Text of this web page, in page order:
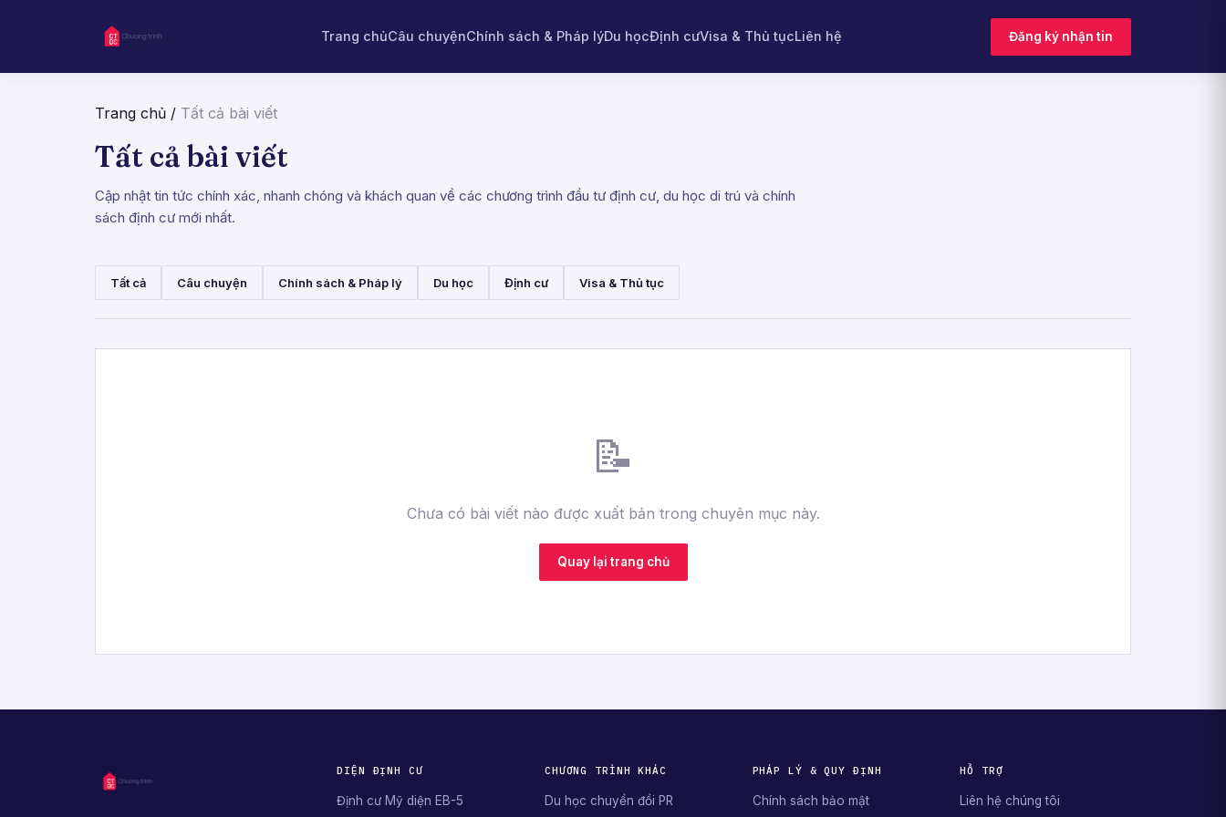
Trang chủCâu chuyệnChính sách & Pháp lýDu họcĐịnh cưVisa & Thủ tụcLiên hệ Đăng ký nhận tin
Trang chủ / Tất cả bài viết
Tất cả bài viết
Cập nhật tin tức chính xác, nhanh chóng và khách quan về các chương trình đầu tư định cư, du học di trú và chính
sách định cư mới nhất.
Tất cả Câu chuyện Chính sách & Pháp lý Du học Định cư Visa & Thủ tục
📝
Chưa có bài viết nào được xuất bản trong chuyên mục này.
Quay lại trang chủ
DIỆN ĐỊNH CƯ
Định cư Mỹ diện EB-5
CHƯƠNG TRÌNH KHÁC
Du học chuyển đổi PR
PHÁP LÝ & QUY ĐỊNH
Chính sách bảo mật
HỖ TRỢ
Liên hệ chúng tôi